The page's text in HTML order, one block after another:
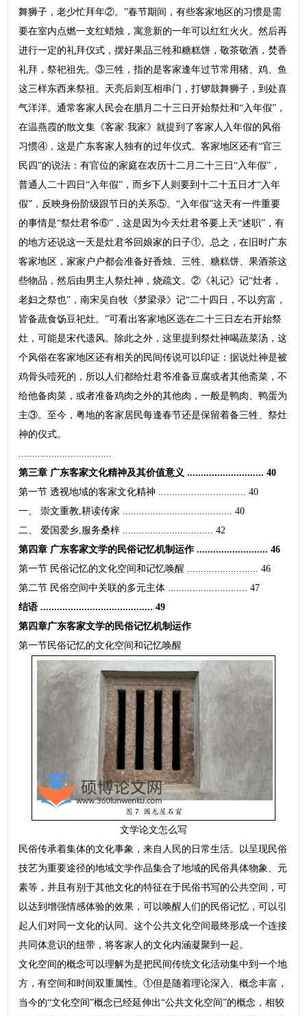
舞狮子，老少忙拜年②。”春节期间，有些客家地区的习惯是需
要在室内点燃一支红蜡烛，寓意新的一年可以红红火火。然后再
进行一定的礼拜仪式，摆好果品三牲和糖糕饼，敬茶敬酒，焚香
礼拜，祭祀祖先。③三牲，指的是客家逢年过节常用猪、鸡、鱼
这三样东西来祭祖。天亮后则互相串门，打锣鼓舞狮子，到处喜
气洋洋。通常客家人民会在腊月二十三日开始祭灶和“入年假”，
在温燕霞的散文集《客家·我家》就提到了客家人入年假的风俗
习惯④，这是广东客家人独有的过年仪式。客家地区还有“官三
民四”的说法：有官位的家庭在农历十二月二十三日“入年假”，
普通人二十四日“入年假”，而乡下人则要到十二十五日才“入年
假”，反映身份阶级跟节日的关系⑤。“入年假”这天有一件重要
的事情是“祭灶君爷⑥”，这是因为今天灶君爷要上天“述职”，有
的地方还说这一天是灶君爷回娘家的日子①。总之，在旧时广东
客家地区，家家户户都会准备好香烛、三牲、糖糕饼、果酒茶这
些物品，然后由男主人祭灶神，烧疏文。②《礼记》记“灶者，
老妇之祭也”，南宋吴自牧《梦梁录》记“二十四日，不以穷富，
皆备蔬食饧豆祀灶。”可看出客家地区选在二十三日左右开始祭
灶，可能是宋代遗风。除此之外，这里提到祭灶神喝蔬菜汤，这
个风俗在客家地区还有相关的民间传说可以印证：据说灶神是被
鸡骨头噎死的，所以人们都给灶君爷准备豆腐或者其他斋菜，不
给他备肉菜，或者准备鸡肉之外的其他肉，一般是鸭肉、鸭蛋为
主③。至今，粤地的客家居民每逢春节还是保留着备三牲、祭灶
神的仪式。
第三章 广东客家文化精神及其价值意义 ............................ 40
第一节 透视地域的客家文化精神 ................................ 40
一、 崇文重教,耕读传家 ........................................ 40
二、 爱国爱乡,服务桑梓 ................................. 42
第四章 广东客家文学的民俗记忆机制运作 .......................... 46
第一节 民俗记忆的文化空间和记忆唤醒 .......................... 46
第二节 民俗空间中关联的多元主体 ............................. 47
结语 ......................................... 49
第四章广东客家文学的民俗记忆机制运作
第一节民俗记忆的文化空间和记忆唤醒
文学论文怎么写
民俗传承着集体的文化事象，来自人民的日常生活。以呈现民俗
技艺为重要途径的地域文学作品集合了地域的民俗具体物象、元
素等，并且有别于其他文化的特征在于民俗书写的公共空间，可
以达到增强情感体验的效果，可以唤醒人们的民俗记忆，可以引
起人们对同一文化的认同。这个公共文化空间最终形成一个连接
共同体意识的纽带，将客家人的文化内涵凝聚到一起。
文化空间的概念可以理解为是把民间传统文化活动集中到一个地
方，有空间和时间双重属性。①但是随着理论深入、概念丰富，
当今的“文化空间”概念已经延伸出“公共文化空间”的概念，相较